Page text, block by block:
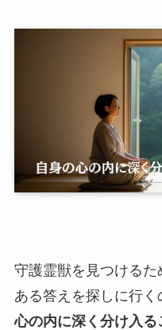
守護霊獣を見つける
ある答えを探しに行く
心の内に深く分け入る